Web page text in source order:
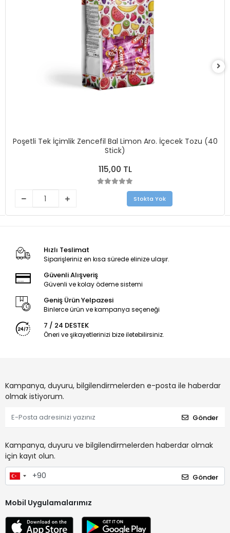
Poşetli Tek İçimlik Zencefil Bal Limon Aro. İçecek Tozu (40
Stick)
115,00 TL
Stokta Yok
Hızlı Teslimat
Siparişleriniz en kısa sürede elinize ulaşır.
Güvenli Alışveriş
Güvenli ve kolay ödeme sistemi
Geniş Ürün Yelpazesi
Binlerce ürün ve kampanya seçeneği
7 / 24 DESTEK
Öneri ve şikayetlerinizi bize iletebilirsiniz.
Kampanya, duyuru, bilgilendirmelerden e-posta ile haberdar
olmak istiyorum.
Gönder
Kampanya, duyuru ve bilgilendirmelerden haberdar olmak
için kayıt olun.
Gönder
Mobil Uygulamalarımız